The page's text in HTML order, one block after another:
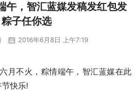
午，智汇蓝媒发稿发红包发
粽子任你选
2016年6月8日 上午7:19
快乐!